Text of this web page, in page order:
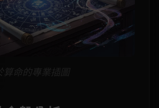
算命的專業插圖